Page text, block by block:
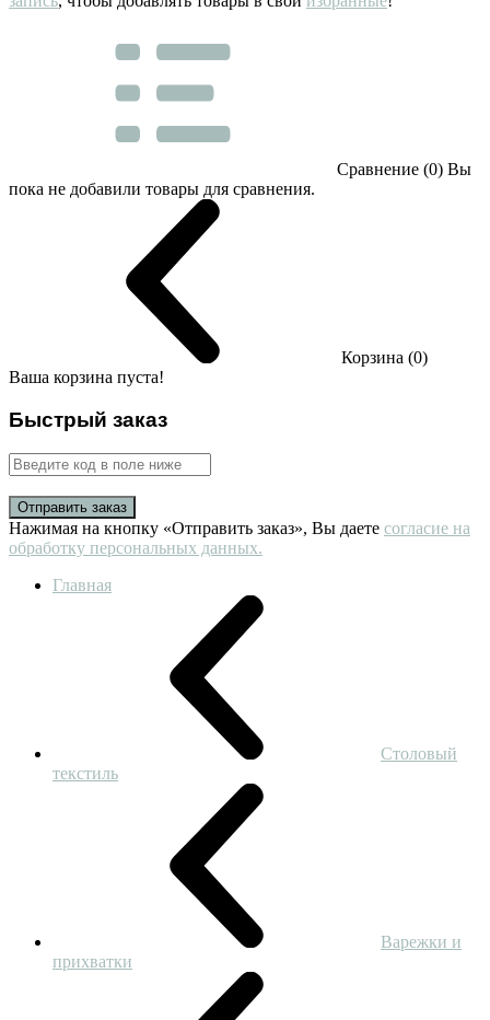
Сравнение (0) Вы
пока не добавили товары для сравнения.
Корзина (0)
Ваша корзина пуста!
Быстрый заказ
Отправить заказ
Нажимая на кнопку «Отправить заказ», Вы даете согласие на
обработку персональных данных.
Главная
Столовый
текстиль
Варежки и
прихватки